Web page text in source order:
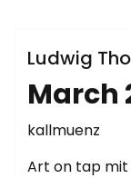
Sublinemusic
Ludwig
March
kallmuenz
Art on tap mit